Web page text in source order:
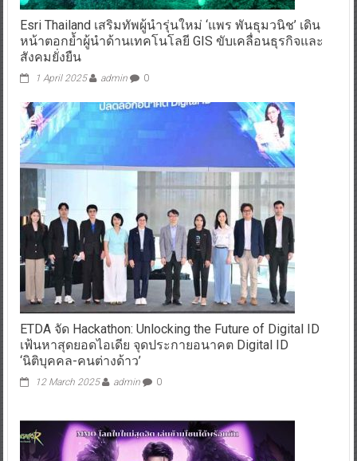
Esri Thailand เสริมทัพผู้นำรุ่นใหม่ ‘แพร พันธุมวนิช’ เดิน
หน้าตอกย้ำผู้นำด้านเทคโนโลยี GIS ขับเคลื่อนธุรกิจและ
สังคมยั่งยืน
1 April 2025 admin 0
ETDA จัด Hackathon: Unlocking the Future of Digital ID
เฟ้นหาสุดยอดไอเดีย จุดประกายอนาคต Digital ID
‘นิติบุคคล-คนต่างด้าว’
12 March 2025 admin 0